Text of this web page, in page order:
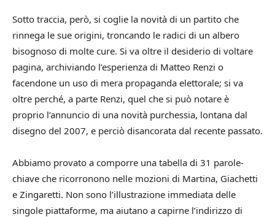
Sotto traccia, però, si coglie la novità di un partito che
rinnega le sue origini, troncando le radici di un albero
bisognoso di molte cure. Si va oltre il desiderio di voltare
pagina, archiviando l’esperienza di Matteo Renzi o
facendone un uso di mera propaganda elettorale; si va
oltre perché, a parte Renzi, quel che si può notare è
proprio l’annuncio di una novità purchessia, lontana dal
disegno del 2007, e perciò disancorata dal recente passato.
Abbiamo provato a comporre una tabella di 31 parole-
chiave che ricorronono nelle mozioni di Martina, Giachetti
e Zingaretti. Non sono l’illustrazione immediata delle
singole piattaforme, ma aiutano a capirne l’indirizzo di